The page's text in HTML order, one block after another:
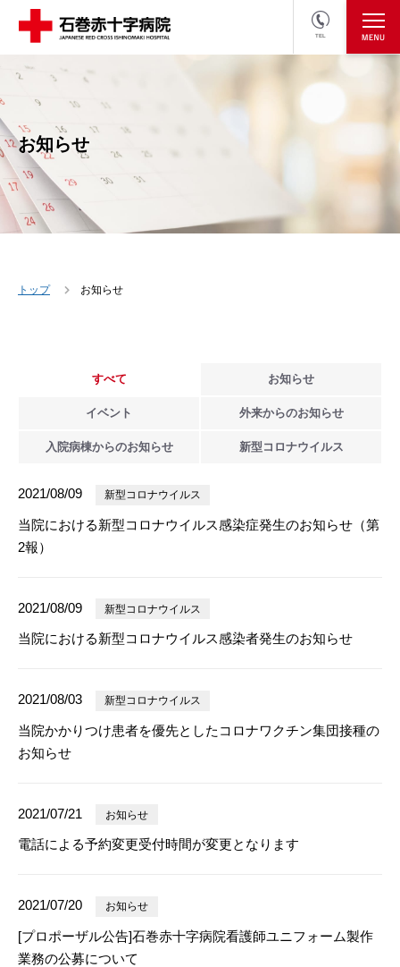
TEL
医療関係者の方
お知らせ
トップ お知らせ
すべて お知らせ
イベント 外来からのお知らせ
入院病棟からのお知らせ 新型 コロナウイルス
2021/08/09 新型コロナウイルス
当院における新型コロナウイルス感染症発生のお知らせ（第
2報）
2021/08/09 新型コロナウイルス
当院における新型コロナウイルス感染者発生のお知らせ
2021/08/03 新型コロナウイルス
当院かかりつけ患者を優先としたコロナワクチン集団接種の
お知らせ
2021/07/21 お知らせ
電話による予約変更受付時間が変更となります
2021/07/20 お知らせ
[プロポーザル公告]石巻赤十字病院看護師ユニフォーム製作
業務の公募について